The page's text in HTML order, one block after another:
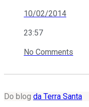
10/02/2014
23:57
No Comments
Do blog da Terra Santa